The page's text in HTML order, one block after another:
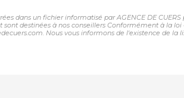
dans un fichier informatisé par AGENCE DE
destinées à nos conseillers Conformément à la
Nous vous informons de l'existence de